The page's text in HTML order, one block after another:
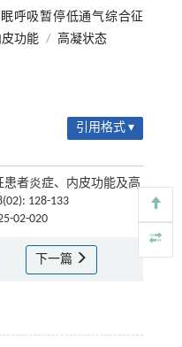
呼吸暂停低通气综合征
皮功能 / 高凝状态
引用格式 ▾
患者炎症、内皮功能及高
128-133
02-020
下一篇